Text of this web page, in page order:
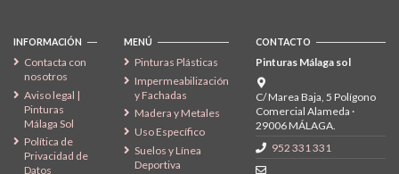
INFORMACIÓN
Contacta con
nosotros
Aviso legal |
Pinturas
Málaga Sol
Política de
Privacidad de
Datos
MENÚ
Pinturas Plásticas
Impermeabilización
y Fachadas
Madera y Metales
Uso Específico
Suelos y Línea
Deportiva
CONTACTO
Pinturas Málaga sol
C/ Marea Baja, 5 Polígono
Comercial Alameda ·
29006 MÁLAGA.
952 331 331